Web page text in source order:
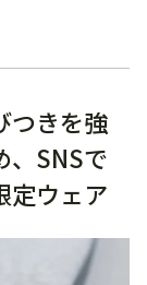
つきを強
、SNSで
定ウェア